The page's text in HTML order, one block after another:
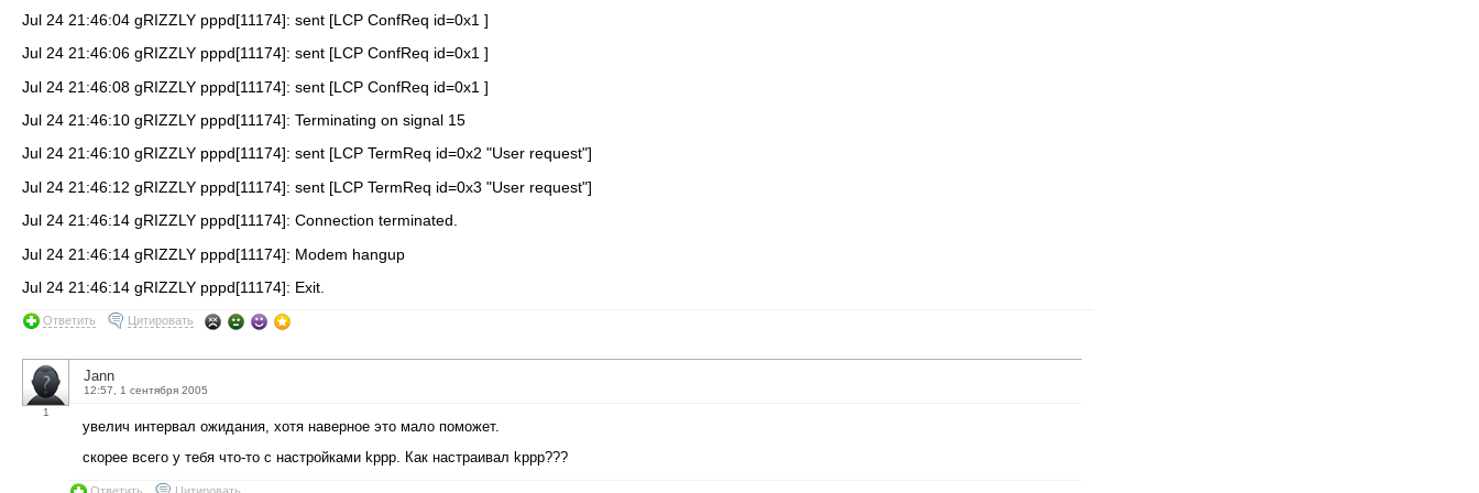
Jul 24 21:46:04 gRIZZLY pppd[11174]: sent [LCP ConfReq id=0x1 ]
Jul 24 21:46:06 gRIZZLY pppd[11174]: sent [LCP ConfReq id=0x1 ]
Jul 24 21:46:08 gRIZZLY pppd[11174]: sent [LCP ConfReq id=0x1 ]
Jul 24 21:46:10 gRIZZLY pppd[11174]: Terminating on signal 15
Jul 24 21:46:10 gRIZZLY pppd[11174]: sent [LCP TermReq id=0x2 "User request"]
Jul 24 21:46:12 gRIZZLY pppd[11174]: sent [LCP TermReq id=0x3 "User request"]
Jul 24 21:46:14 gRIZZLY pppd[11174]: Connection terminated.
Jul 24 21:46:14 gRIZZLY pppd[11174]: Modem hangup
Jul 24 21:46:14 gRIZZLY pppd[11174]: Exit.
Ответить Цитировать
1
Jann
12:57, 1 сентября 2005
увелич интервал ожидания, хотя наверное это мало поможет.
скорее всего у тебя что-то с настройками kppp. Как настраивал kppp???
Ответить Цитировать